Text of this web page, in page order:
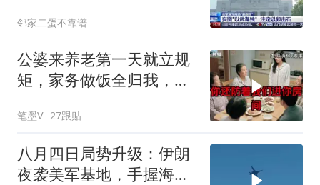
邻家二蛋不靠谱
公婆来养老第一天就立规
矩，家务做饭全归我，老
寂静
笔墨V 27跟贴
八月四日局势升级：伊朗
夜袭美军基地，手握海峡